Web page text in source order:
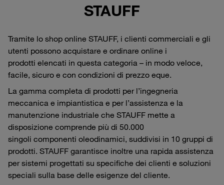
STAUFF
Tramite lo shop online STAUFF, i clienti commerciali e gli
utenti possono acquistare e ordinare online i
prodotti elencati in questa categoria – in modo veloce,
facile, sicuro e con condizioni di prezzo eque.
La gamma completa di prodotti per l’ingegneria
meccanica e impiantistica e per l’assistenza e la
manutenzione industriale che STAUFF mette a
disposizione comprende più di 50.000
singoli componenti oleodinamici, suddivisi in 10 gruppi di
prodotti. STAUFF garantisce inoltre una rapida assistenza
per sistemi progettati su specifiche dei clienti e soluzioni
speciali sulla base delle esigenze del cliente.